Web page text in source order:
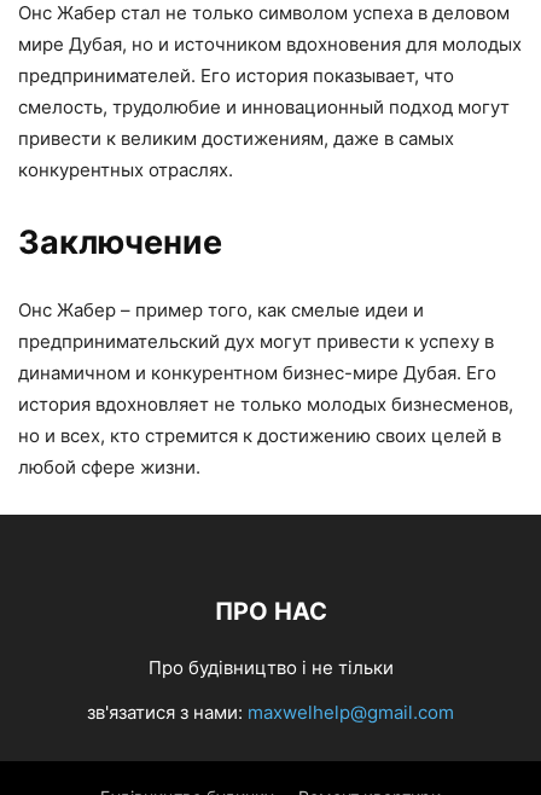
Онс Жабер стал не только символом успеха в деловом
мире Дубая, но и источником вдохновения для молодых
предпринимателей. Его история показывает, что
смелость, трудолюбие и инновационный подход могут
привести к великим достижениям, даже в самых
конкурентных отраслях.
Заключение
Онс Жабер – пример того, как смелые идеи и
предпринимательский дух могут привести к успеху в
динамичном и конкурентном бизнес-мире Дубая. Его
история вдохновляет не только молодых бизнесменов,
но и всех, кто стремится к достижению своих целей в
любой сфере жизни.
ПРО НАС
Про будівництво і не тільки
зв'язатися з нами: maxwelhelp@gmail.com